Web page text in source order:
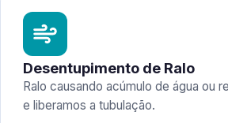
Desentupimento de Ralo
Ralo causando acúmulo de água ou
e liberamos a tubulação.